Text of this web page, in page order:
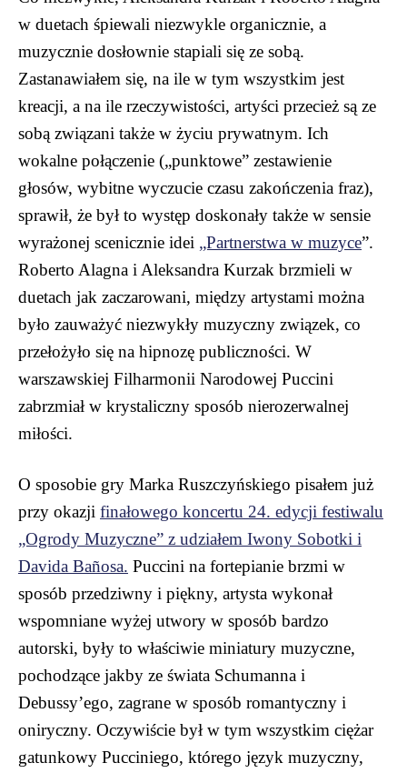
w duetach śpiewali niezwykle organicznie, a
muzycznie dosłownie stapiali się ze sobą.
Zastanawiałem się, na ile w tym wszystkim jest
kreacji, a na ile rzeczywistości, artyści przecież są ze
sobą związani także w życiu prywatnym. Ich
wokalne połączenie („punktowe” zestawienie
głosów, wybitne wyczucie czasu zakończenia fraz),
sprawił, że był to występ doskonały także w sensie
wyrażonej scenicznie idei „Partnerstwa w muzyce”.
Roberto Alagna i Aleksandra Kurzak brzmieli w
duetach jak zaczarowani, między artystami można
było zauważyć niezwykły muzyczny związek, co
przełożyło się na hipnozę publiczności. W
warszawskiej Filharmonii Narodowej Puccini
zabrzmiał w krystaliczny sposób nierozerwalnej
miłości.
O sposobie gry Marka Ruszczyńskiego pisałem już
przy okazji finałowego koncertu 24. edycji festiwalu
„Ogrody Muzyczne” z udziałem Iwony Sobotki i
Davida Bañosa. Puccini na fortepianie brzmi w
sposób przedziwny i piękny, artysta wykonał
wspomniane wyżej utwory w sposób bardzo
autorski, były to właściwie miniatury muzyczne,
pochodzące jakby ze świata Schumanna i
Debussy’ego, zagrane w sposób romantyczny i
oniryczny. Oczywiście był w tym wszystkim ciężar
gatunkowy Pucciniego, którego język muzyczny,